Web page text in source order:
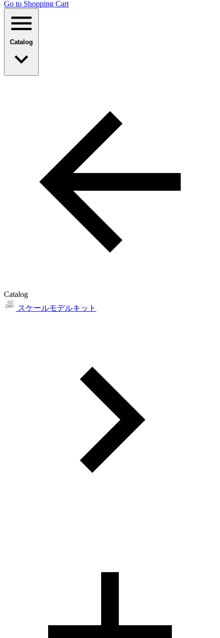
Go to Shopping Сart
Catalog
Catalog
スケールモデルキット